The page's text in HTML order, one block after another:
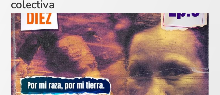
colectiva